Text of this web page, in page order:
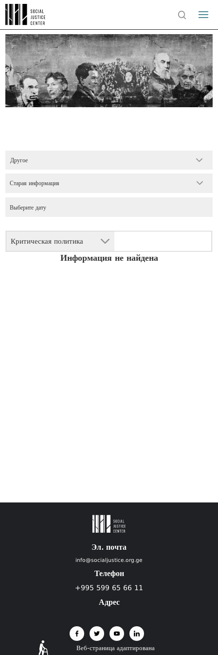
Другое
Критическая политика
Старая информация
Информация не найдена
Эл. почта
info@socialjustice.org.ge
Телефон
+995 599 65 66 11
Адрес
Веб-страница адаптирована